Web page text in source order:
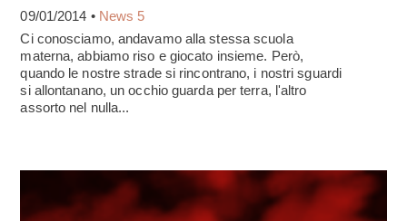
09/01/2014 • News 5
Ci conosciamo, andavamo alla stessa scuola
materna, abbiamo riso e giocato insieme. Però,
quando le nostre strade si rincontrano, i nostri sguardi
si allontanano, un occhio guarda per terra, l'altro
assorto nel nulla...